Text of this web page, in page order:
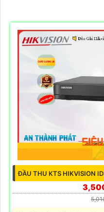
ĐẦU THU KTS HIKVISION